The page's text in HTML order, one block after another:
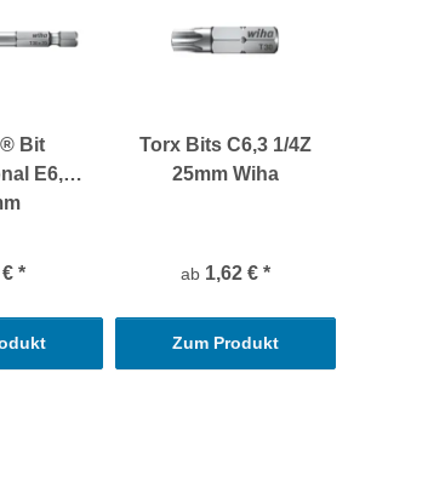
Bit
E6,3
*
Torx Bits C6,3 1/4Z
25mm Wiha
ab 1,62 € *
Zum Produkt